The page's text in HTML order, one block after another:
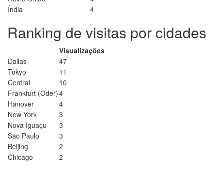
Índia
4
Ranking de visitas por cidades
Visualizações
Dallas
47
Tokyo
11
Central
10
Frankfurt (Oder)4
Hanover
4
New York
3
Nova Iguaçu
3
São Paulo
3
Beijing
2
Chicago
2